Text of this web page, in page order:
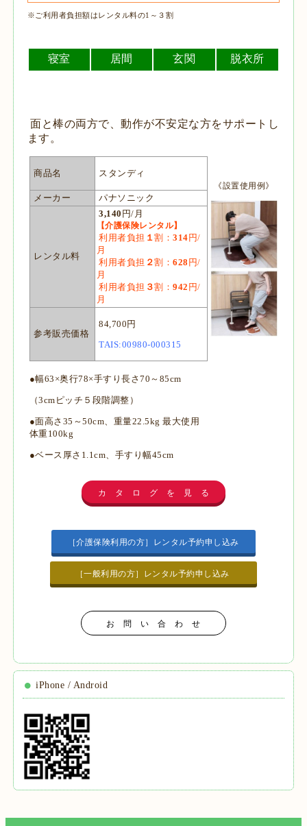
※ご利用者負担額はレンタル料の1～３割
寝室 居間 玄関 脱衣所
面と棒の両方で、動作が不安定な方をサポートし
ます。
商品名 スタンディ
メーカー パナソニック
レンタル料
3,140 円/月
【介護保険レンタル】
利用者負担 １割：314円/
月
利用者負担 ２割：628 円/
月
利用者負担 ３割：942 円/
月
参考販売価格
84,700円
TAIS:00980-000315
《設置使用例》
●幅63×奥行78×手すり長さ70～85cm
（3cmピッチ５段階調整）
●面高さ35～50cm、重量22.5kg 最大使用
体重100kg
●ベース厚さ1.1cm、手すり幅45cm
カ タ ロ グ を 見 る
［介護保険利用の方］レンタル予約申し込み
［一般利用の方］レンタル予約申し込み
お 問 い 合 わ せ
iPhone / Android